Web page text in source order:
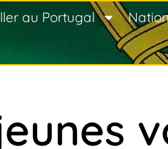
au Portugal